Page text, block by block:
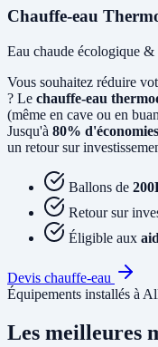
Chauffe-eau
Eau chaude écologique &
Vous souhaitez réduire
? Le chauffe-eau
(même en cave ou en
Jusqu'à 80% d'économies
un retour sur
Ballons de
Retour sur
Éligible aux
Devis chauffe-eau
Équipements installés à
Les meilleures